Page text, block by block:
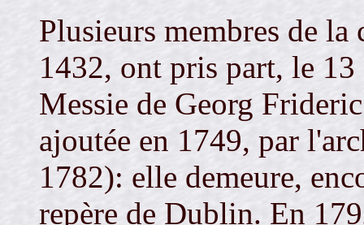
Plusieurs membres de la
1432, ont pris part, le
Messie de Georg
ajoutée en 1749, par
1782): elle demeure,
repère de Dublin. En